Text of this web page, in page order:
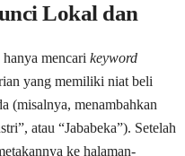
Lokal dan
mencari keyword
yang memiliki niat beli
(misalnya, menambahkan
atau “Jababeka”). Setelah
ke halaman-